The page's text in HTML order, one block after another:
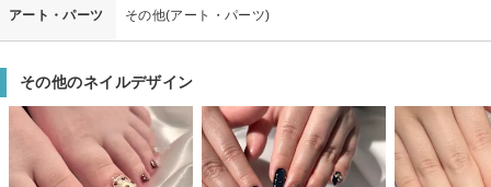
アート・パーツ その他(アート・パーツ)
その他のネイルデザイン